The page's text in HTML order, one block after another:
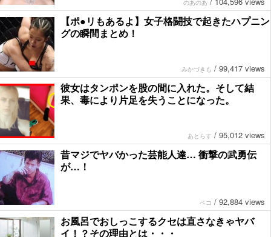
のあのあ
【ポ●リもあるよ】女子格闘技で起きたハプニン
グの瞬間まとめ！
みかづきも / 99,417 views
彼女はタンポンを股の間に入れた。そして結
果、毒により片足を失うことになった。
あとらす / 95,012 views
昔マジでヤバかった芸能人達… 衝撃の武勇伝
が…！
ペコ / 92,884 views
お風呂でおしっこするクセは直さなきゃヤバ
イ！？その理由とは・・・